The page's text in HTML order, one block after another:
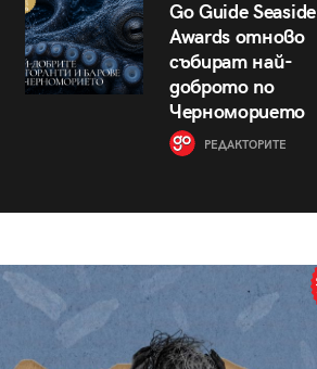
Go Guide Seaside
Awards отново
събират най-
доброто по
Черноморието
РЕДАКТОРИТЕ